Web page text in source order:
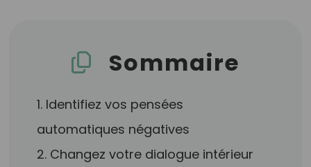
Sommaire
1. Identifiez vos pensées
automatiques négatives
2. Changez votre dialogue intérieur